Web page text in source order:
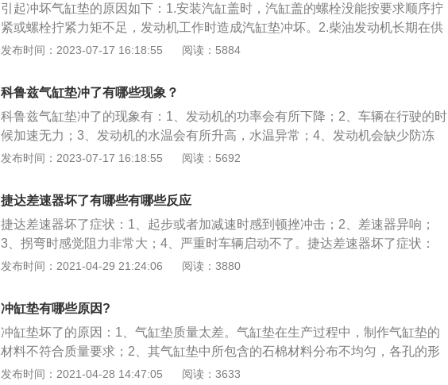
动机可分为柴油发动机、汽油发动机、电动汽车电动机以及混合动力等。
引起冲坏气缸垫的原因如下：1.安装汽缸盖时，汽缸盖的螺栓没能按要求顺序拧
紧或螺栓拧紧力矩不足，发动机工作时造成汽缸垫冲坏。2.柴油发动机长期在供
油过早的工况下工作，使燃烧时速燃期压力升高率过大，超出允许值，而导致汽
盖有个别缸筒没压实的现象，以造成汽缸垫被冲坏。4.汽缸垫制造质量差或汽缸
垫变形以及汽缸套止口处不平有缺口，也会导致汽缸垫冲坏。
发布时间：2023-07-17 16:18:55 阅读：5884
科鲁兹气缸垫冲了有哪些现象？
科鲁兹气缸垫冲了的现象有：1、发动机的功率会有所下降；2、车辆在行驶的时
候加速无力；3、发动机的水温会有所升高，水温异常；4、发动机会缺少防冻
液；5、机油里会存在水分防冻液里面会存在机油。科鲁兹是一款紧凑型5门5座
m，搭载了1.5L自然吸气发动机和6挡手自一体变速箱，最大功率是84千瓦，最大
扭矩是146牛米。
发布时间：2023-07-17 16:18:55 阅读：5692
捷达差速器坏了有哪些有哪些反应
捷达差速器坏了症状：1、起步或者加减速时感到顿挫冲击；2、差速器异响；
3、拐弯时感觉阻力非常大；4、严重时车辆启动不了。捷达差速器坏了症状：
1、起步或者加减速时感到顿挫冲击；2、差速器异响；3、拐弯时感觉阻力非常
件，检查零件的磨损，对磨损过量的零件及时更换；2、检查轴承座圈座毂的外
机加表面与轴承座孔的同轴度应在0.05㎜之内；3、检查轴承座圈的外机加表面与
油封的同轴度应在0.05㎜之内；4、检查轴承座圈和壳体上的螺纹与孔的同轴度应
在0.27㎜之内，并与小齿轮轴孔相垂直，并从小齿轮轴的孔中心线254㎜处检
查，垂直度应在0.08㎜之内。捷达差速器坏了症状：1、起步或加减速时感到顿挫
发布时间：2021-04-29 21:24:06 阅读：3880
冲缸垫有哪些原因?
冲缸垫坏了的原因：1、气缸垫质量太差。气缸垫在生产过程中，制作气缸垫的
材料不符合质量要求；2、其气缸垫中所包含的石棉材料分布不均匀，各孔的形
状、位置、尺寸精度不够，安装时缸垫受损，在高温高压下，都会使气缸垫的薄
发布时间：2021-04-28 14:47:05 阅读：3633